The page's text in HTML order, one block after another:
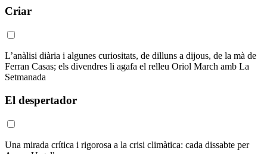
Criar
L’anàlisi diària i algunes curiositats, de dilluns a dijous, de la mà de
Ferran Casas; els divendres li agafa el relleu Oriol March amb La
Setmanada
El despertador
Una mirada crítica i rigorosa a la crisi climàtica: cada dissabte per